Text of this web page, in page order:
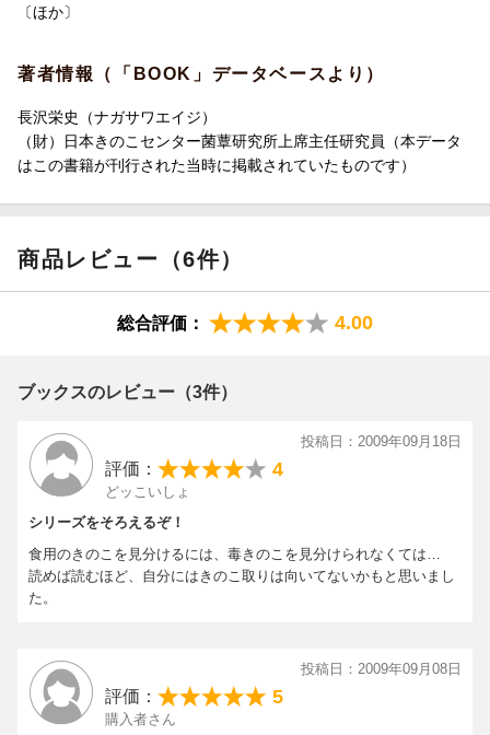
〔ほか〕
著者情報（「BOOK」データベースより）
長沢栄史（ナガサワエイジ）
（財）日本きのこセンター菌蕈研究所上席主任研究員（本データ
はこの書籍が刊行された当時に掲載されていたものです）
商品レビュー（6件）
総合評価： 4.00
ブックスのレビュー（3件）
投稿日：2009年09月18日
評価： 4
どッこいしょ
シリーズをそろえるぞ！
食用のきのこを見分けるには、毒きのこを見分けられなくては…
読めば読むほど、自分にはきのこ取りは向いてないかもと思いまし
た。
投稿日：2009年09月08日
評価： 5
購入者さん